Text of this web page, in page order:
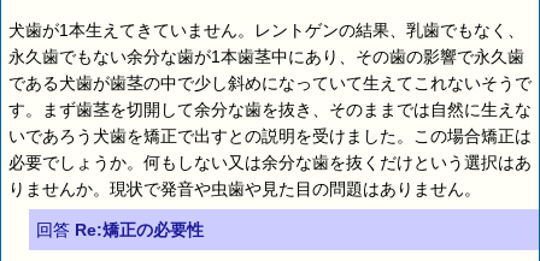
犬歯が1本生えてきていません。レントゲンの結果、乳歯でもなく、
永久歯でもない余分な歯が1本歯茎中にあり、その歯の影響で永久歯
である犬歯が歯茎の中で少し斜めになっていて生えてこれないそうで
す。まず歯茎を切開して余分な歯を抜き、そのままでは自然に生えな
いであろう犬歯を矯正で出すとの説明を受けました。この場合矯正は
必要でしょうか。何もしない又は余分な歯を抜くだけという選択はあ
りませんか。現状で発音や虫歯や見た目の問題はありません。
回答 Re:矯正の必要性